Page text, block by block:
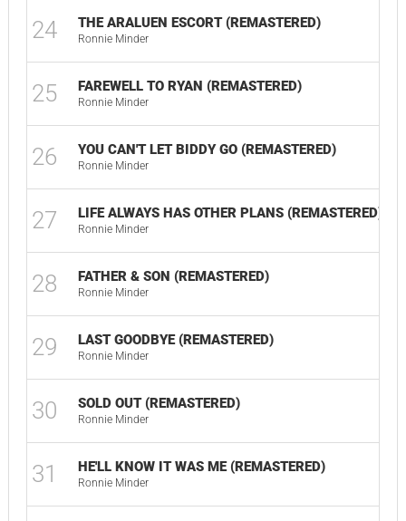
24 THE ARALUEN ESCORT (REMASTERED)
Ronnie Minder
25 FAREWELL TO RYAN (REMASTERED)
Ronnie Minder
26 YOU CAN'T LET BIDDY GO (REMASTERED)
Ronnie Minder
27 LIFE ALWAYS HAS OTHER PLANS (REMASTERED)
Ronnie Minder
28 FATHER & SON (REMASTERED)
Ronnie Minder
29 LAST GOODBYE (REMASTERED)
Ronnie Minder
30 SOLD OUT (REMASTERED)
Ronnie Minder
31 HE'LL KNOW IT WAS ME (REMASTERED)
Ronnie Minder